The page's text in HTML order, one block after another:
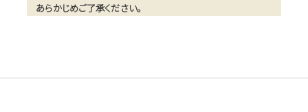
あらかじめご了承ください。